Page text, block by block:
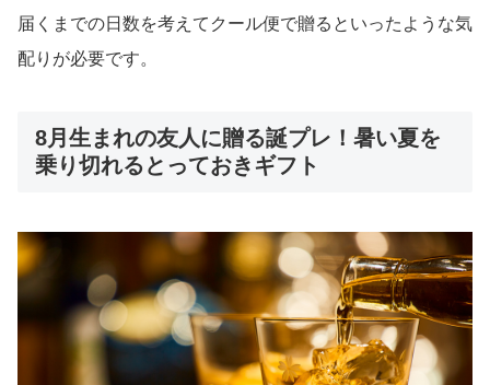
届くまでの日数を考えてクール便で贈るといったような気
配りが必要です。
8月生まれの友人に贈る誕プレ！暑い夏を
乗り切れるとっておきギフト